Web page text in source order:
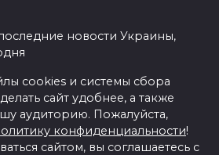
новости Украины,
cookies и системы сбора
сайт удобнее, а также
аудиторию. Пожалуйста,
конфиденциальности!
сайтом, вы соглашаетесь с